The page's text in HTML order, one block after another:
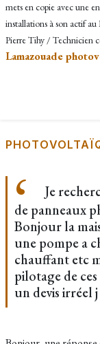
mets en copie avec une
installations à son actif au
Pierre Tihy / Technicien
Lamazouade
Je
de panneaux
Bonjour la
une pompe a
chauffant etc
pilotage de
un devis irréel j